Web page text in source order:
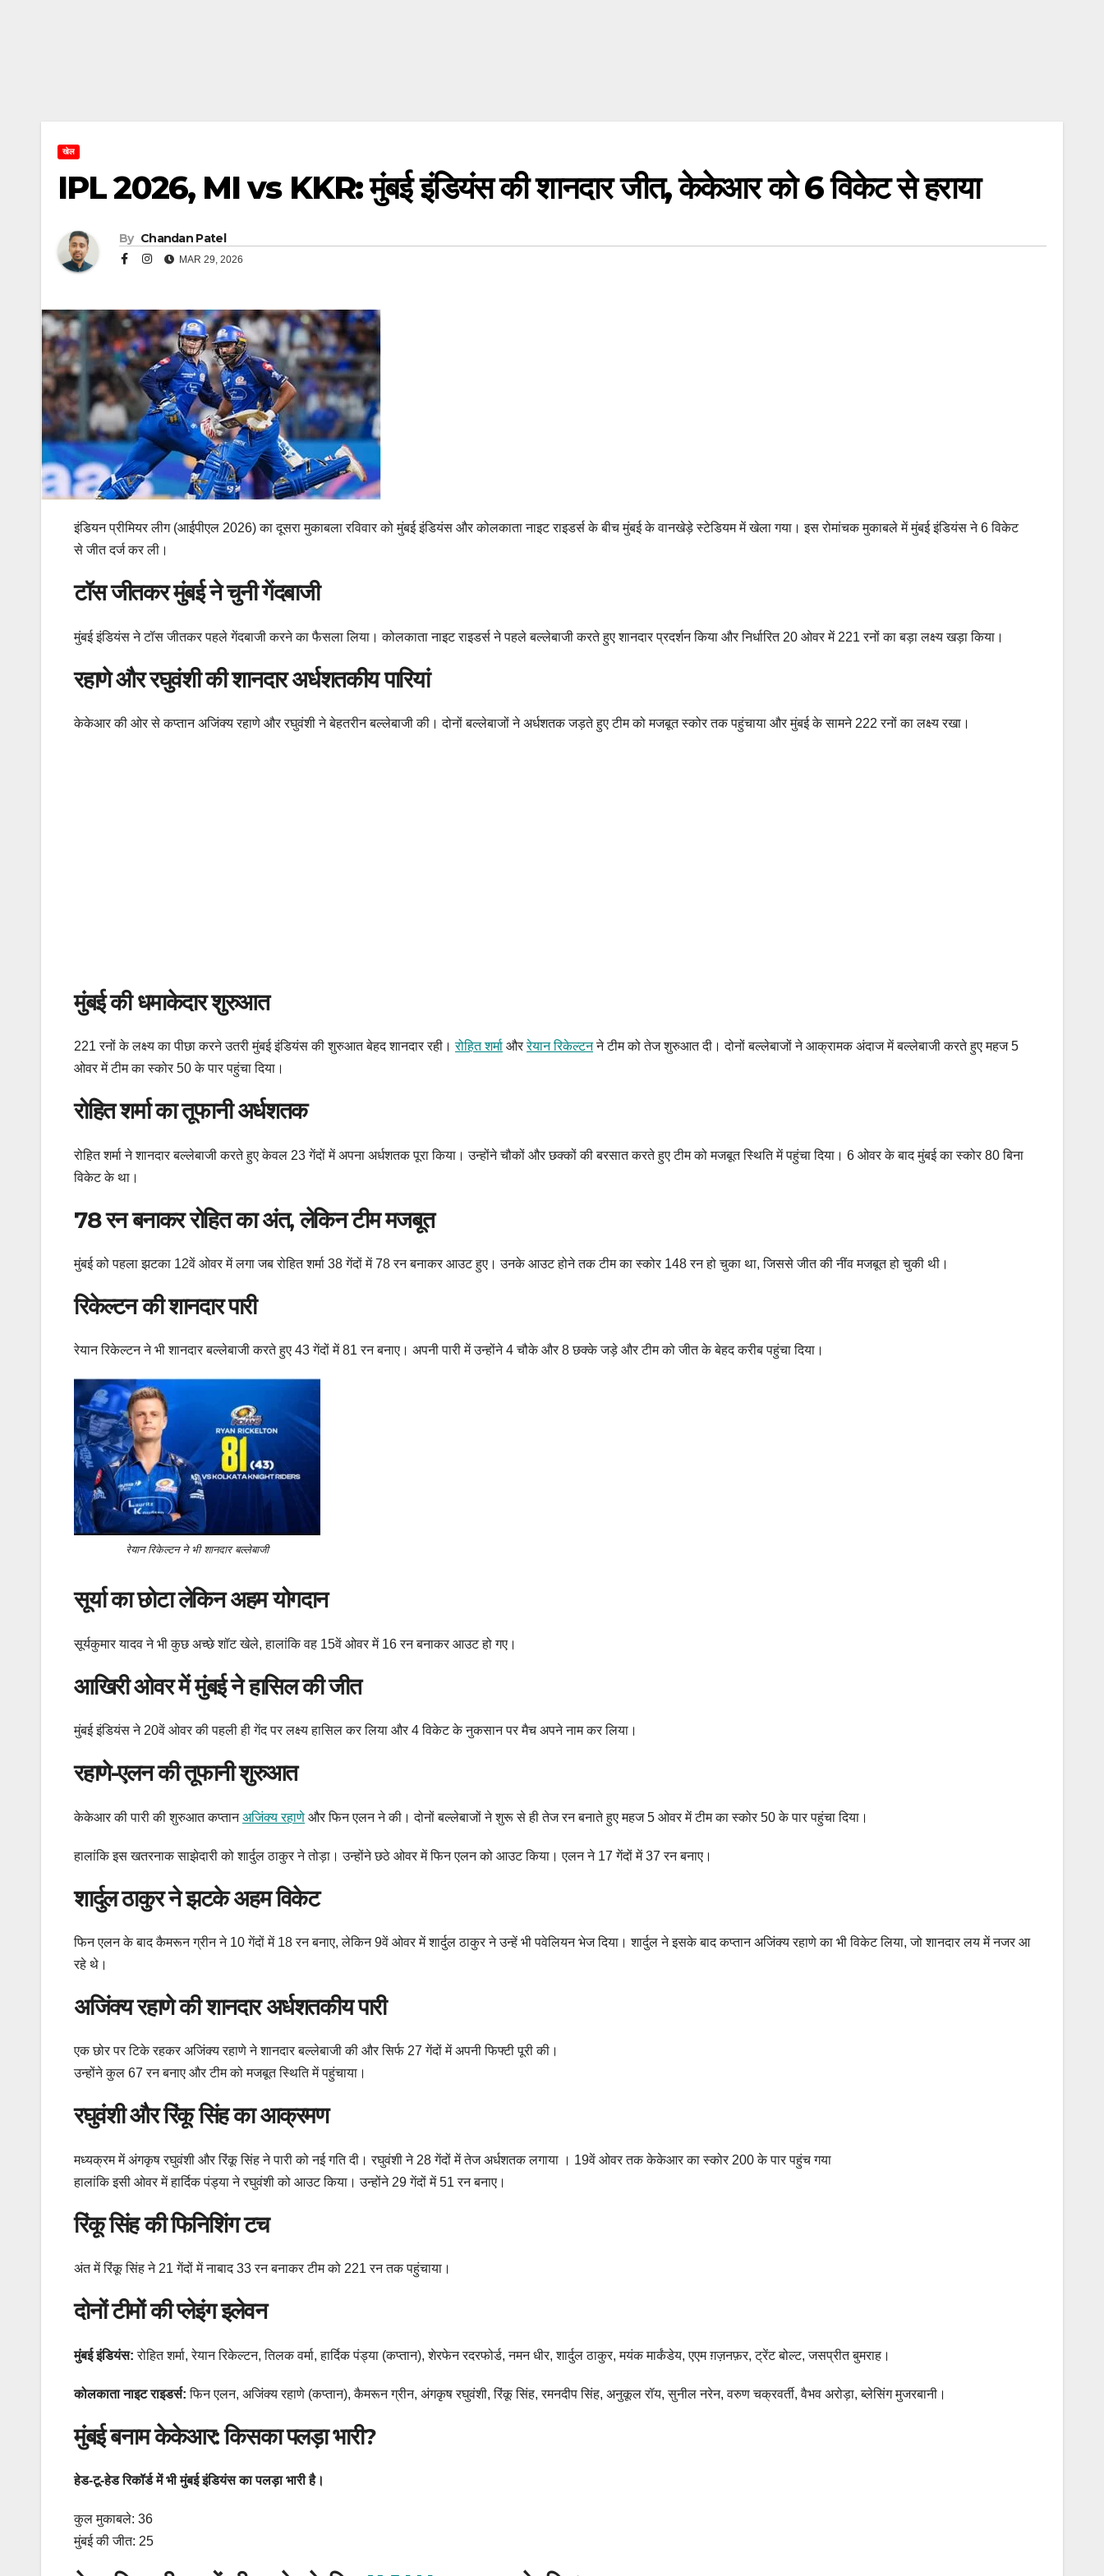
खेल
IPL 2026, MI vs KKR: मुंबई इंडियंस की शानदार जीत, केकेआर को 6 विकेट से हराया
By Chandan Patel
MAR 29, 2026
इंडियन प्रीमियर लीग (आईपीएल 2026) का दूसरा मुकाबला रविवार को मुंबई इंडियंस और कोलकाता नाइट राइडर्स के बीच मुंबई के वानखेड़े स्टेडियम में खेला गया। इस रोमांचक मुकाबले में मुंबई इंडियंस ने 6 विकेट
से जीत दर्ज कर ली।
टॉस जीतकर मुंबई ने चुनी गेंदबाजी
मुंबई इंडियंस ने टॉस जीतकर पहले गेंदबाजी करने का फैसला लिया। कोलकाता नाइट राइडर्स ने पहले बल्लेबाजी करते हुए शानदार प्रदर्शन किया और निर्धारित 20 ओवर में 221 रनों का बड़ा लक्ष्य खड़ा किया।
रहाणे और रघुवंशी की शानदार अर्धशतकीय पारियां
केकेआर की ओर से कप्तान अजिंक्य रहाणे और रघुवंशी ने बेहतरीन बल्लेबाजी की। दोनों बल्लेबाजों ने अर्धशतक जड़ते हुए टीम को मजबूत स्कोर तक पहुंचाया और मुंबई के सामने 222 रनों का लक्ष्य रखा।
मुंबई की धमाकेदार शुरुआत
221 रनों के लक्ष्य का पीछा करने उतरी मुंबई इंडियंस की शुरुआत बेहद शानदार रही।रोहित शर्मा औररेयान रिकेल्टनने टीम को तेज शुरुआत दी। दोनों बल्लेबाजों ने आक्रामक अंदाज में बल्लेबाजी करते हुए महज 5
ओवर में टीम का स्कोर 50 के पार पहुंचा दिया।
रोहित शर्मा का तूफानी अर्धशतक
रोहित शर्मा ने शानदार बल्लेबाजी करते हुए केवल 23 गेंदों में अपना अर्धशतक पूरा किया। उन्होंने चौकों और छक्कों की बरसात करते हुए टीम को मजबूत स्थिति में पहुंचा दिया। 6 ओवर के बाद मुंबई का स्कोर 80 बिना
विकेट के था।
78 रन बनाकर रोहित का अंत, लेकिन टीम मजबूत
मुंबई को पहला झटका 12वें ओवर में लगा जब रोहित शर्मा 38 गेंदों में 78 रन बनाकर आउट हुए। उनके आउट होने तक टीम का स्कोर 148 रन हो चुका था, जिससे जीत की नींव मजबूत हो चुकी थी।
रिकेल्टन की शानदार पारी
रेयान रिकेल्टन ने भी शानदार बल्लेबाजी करते हुए 43 गेंदों में 81 रन बनाए। अपनी पारी में उन्होंने 4 चौके और 8 छक्के जड़े और टीम को जीत के बेहद करीब पहुंचा दिया।
रेयान रिकेल्टन ने भी शानदार बल्लेबाजी
सूर्या का छोटा लेकिन अहम योगदान
सूर्यकुमार यादव ने भी कुछ अच्छे शॉट खेले, हालांकि वह 15वें ओवर में 16 रन बनाकर आउट हो गए।
आखिरी ओवर में मुंबई ने हासिल की जीत
मुंबई इंडियंस ने 20वें ओवर की पहली ही गेंद पर लक्ष्य हासिल कर लिया और 4 विकेट के नुकसान पर मैच अपने नाम कर लिया।
रहाणे-एलन की तूफानी शुरुआत
केकेआर की पारी की शुरुआत कप्तानअजिंक्य रहाणे और फिन एलन ने की। दोनों बल्लेबाजों ने शुरू से ही तेज रन बनाते हुए महज 5 ओवर में टीम का स्कोर 50 के पार पहुंचा दिया।
हालांकि इस खतरनाक साझेदारी को शार्दुल ठाकुर ने तोड़ा। उन्होंने छठे ओवर में फिन एलन को आउट किया। एलन ने 17 गेंदों में 37 रन बनाए।
शार्दुल ठाकुर ने झटके अहम विकेट
फिन एलन के बाद कैमरून ग्रीन ने 10 गेंदों में 18 रन बनाए, लेकिन 9वें ओवर में शार्दुल ठाकुर ने उन्हें भी पवेलियन भेज दिया। शार्दुल ने इसके बाद कप्तान अजिंक्य रहाणे का भी विकेट लिया, जो शानदार लय में नजर आ
रहे थे।
अजिंक्य रहाणे की शानदार अर्धशतकीय पारी
एक छोर पर टिके रहकर अजिंक्य रहाणे ने शानदार बल्लेबाजी की और सिर्फ 27 गेंदों में अपनी फिफ्टी पूरी की।
उन्होंने कुल 67 रन बनाए और टीम को मजबूत स्थिति में पहुंचाया।
रघुवंशी और रिंकू सिंह का आक्रमण
मध्यक्रम में अंगकृष रघुवंशी और रिंकू सिंह ने पारी को नई गति दी। रघुवंशी ने 28 गेंदों में तेज अर्धशतक लगाया । 19वें ओवर तक केकेआर का स्कोर 200 के पार पहुंच गया
हालांकि इसी ओवर में हार्दिक पंड्या ने रघुवंशी को आउट किया। उन्होंने 29 गेंदों में 51 रन बनाए।
रिंकू सिंह की फिनिशिंग टच
अंत में रिंकू सिंह ने 21 गेंदों में नाबाद 33 रन बनाकर टीम को 221 रन तक पहुंचाया।
दोनों टीमों की प्लेइंग इलेवन
मुंबई इंडियंस: रोहित शर्मा, रेयान रिकेल्टन, तिलक वर्मा, हार्दिक पंड्या (कप्तान), शेरफेन रदरफोर्ड, नमन धीर, शार्दुल ठाकुर, मयंक मार्कंडेय, एएम ग़ज़नफ़र, ट्रेंट बोल्ट, जसप्रीत बुमराह।
कोलकाता नाइट राइडर्स: फिन एलन, अजिंक्य रहाणे (कप्तान), कैमरून ग्रीन, अंगकृष रघुवंशी, रिंकू सिंह, रमनदीप सिंह, अनुकूल रॉय, सुनील नरेन, वरुण चक्रवर्ती, वैभव अरोड़ा, ब्लेसिंग मुजरबानी।
मुंबई बनाम केकेआर: किसका पलड़ा भारी?
हेड-टू-हेड रिकॉर्ड में भी मुंबई इंडियंस का पलड़ा भारी है।
कुल मुकाबले: 36
मुंबई की जीत: 25